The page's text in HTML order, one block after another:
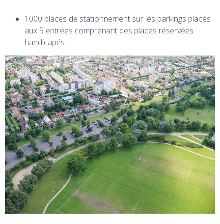
1000 places de stationnement sur les parkings placés
aux 5 entrées comprenant des places réservées
handicapés.